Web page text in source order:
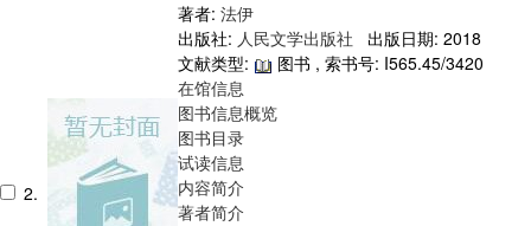
2.
著者: 法伊
出版社: 人民文学出版社
出版日期: 2018
文献类型:
图书 , 索书号: I565.45/3420
在馆信息
图书信息概览
图书目录
试读信息
内容简介
著者简介